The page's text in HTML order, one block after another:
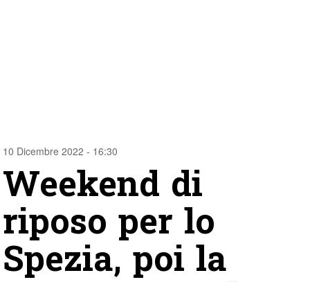
10 Dicembre 2022 - 16:30
Weekend di
riposo per lo
Spezia, poi la